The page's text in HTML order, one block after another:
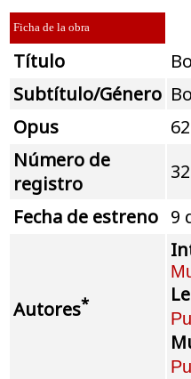
Ficha de la obra
Título
Subtítulo/Género
Opus
62
Número de
registro
32
Fecha de estreno 9
Autores*